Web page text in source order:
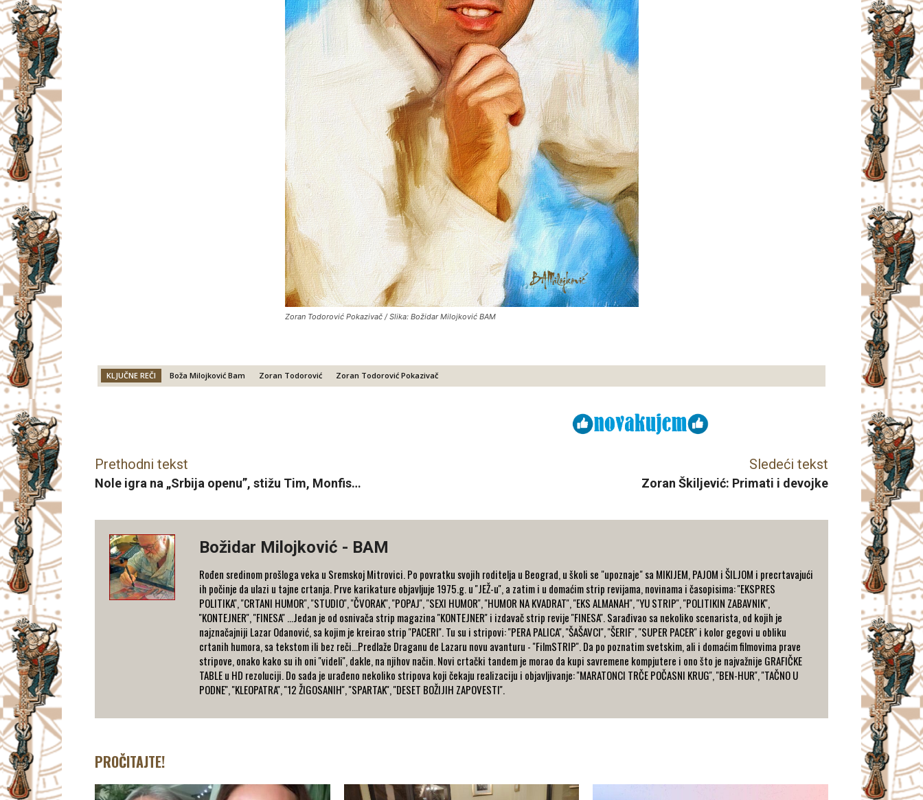
Zoran Todorović Pokazivač / Slika: Božidar Milojković BAM
KLJUČNE REČI Boža Milojković Bam Zoran Todorović Zoran Todorović Pokazivač
Prethodni tekst
Nole igra na „Srbija openu”, stižu Tim, Monfis…
Sledeći tekst
Zoran Škiljević: Primati i devojke
Božidar Milojković - BAM
Rođen sredinom prošloga veka u Sremskoj Mitrovici. Po povratku svojih roditelja u Beograd, u školi se "upoznaje" sa MIKIJEM, PAJOM i ŠILJOM i precrtavajući
ih počinje da ulazi u tajne crtanja. Prve karikature objavljuje 1975.g. u ''JEŽ-u'', a zatim i u domaćim strip revijama, novinama i časopisima: ''EKSPRES
POLITIKA'', ''CRTANI HUMOR'', ''STUDIO'', ''ČVORAK'', ''POPAJ'', ''SEXI HUMOR'', ''HUMOR NA KVADRAT'', ''EKS ALMANAH'', ''YU STRIP'', ''POLITIKIN ZABAVNIK'',
''KONTEJNER'', ''FINESA'' ...Jedan je od osnivača strip magazina ''KONTEJNER'' i izdavač strip revije ''FINESA''. Sarađivao sa nekoliko scenarista, od kojih je
najznačajniji Lazar Odanović, sa kojim je kreirao strip ''PACERI''. Tu su i stripovi: ''PERA PALICA'', ''ŠAŠAVCI'', ''ŠERIF'', ''SUPER PACER'' i kolor gegovi u obliku
crtanih humora, sa tekstom ili bez reči...Predlaže Draganu de Lazaru novu avanturu - ''FilmSTRIP''. Da po poznatim svetskim, ali i domaćim filmovima prave
stripove, onako kako su ih oni ''videli'', dakle, na njihov način. Novi crtački tandem je morao da kupi savremene kompjutere i ono što je najvažnije GRAFIČKE
TABLE u HD rezoluciji. Do sada je urađeno nekoliko stripova koji čekaju realizaciju i objavljivanje: ''MARATONCI TRČE POČASNI KRUG'', ''BEN-HUR'', ''TAČNO U
PODNE'', ''KLEOPATRA'', ''12 ŽIGOSANIH'', ''SPARTAK'', ''DESET BOŽIJIH ZAPOVESTI''.
PROČITAJTE!